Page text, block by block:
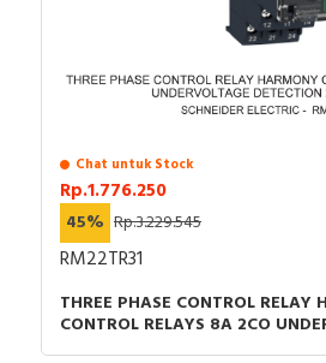
Chat untuk Stock
Rp.1.776.250
45% Rp.3.229.545
RM22TR31
THREE PHASE CONTROL RELAY
CONTROL RELAYS 8A 2CO